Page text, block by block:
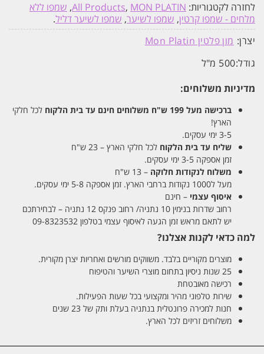
לחזרה לקטגוריות: All Products, MON PLATIN
, שמפו ללא
מלחים - שמפו קרטין, שמפו לשיער, שמפו לשיער דליל.
יצרן: מון פלטין Mon Platin
גודל:500 מ"ל
מדיניות משלוחים:
ברכישה מעל 199 ש"ח משלוחים חינם עד בית הלקוח לכל חלקי
הארץ!
3-5 ימי עסקים.
שליח עד בית הלקוח לכל חלקי הארץ – 23 ש"ח
זמן אספקה 3-5 ימי עסקים.
משלוח לנקודות חלוקה – 13 ש"ח
מעל ל1000 נקודות ברחבי הארץ. זמן אספקה 5-8 ימי עסקים.
איסוף עצמי – חינם
רחוב שדרות בנימין 10 נתניה/ רחוב פנקס 12 נתניה – לבחירתכם
יש לתאם מראש זמן הגעה לאיסוף עצמי בטלפון 09-8323532
למה כדאי לקנות אצלנו?
מוצרים מקוריים בלבד. משווקים מורשים ואחריות יצרן מקורית.
25 שנות ניסיון בתחום מוצרי השיער והטיפוח
רכישה מאובטחת
שירות טלפוני מהיר ומקצועי בכל שעות הפעילות.
חנות למכירה פרונטלית בנתניה בעלת ותק של 23 שנים
משלוחים זריזים לכל הארץ.